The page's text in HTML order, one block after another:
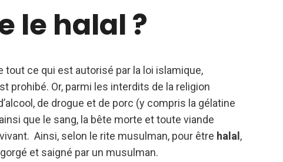
le halal ?
tout ce qui est autorisé par la loi islamique,
prohibé. Or, parmi les interdits de la religion
de drogue et de porc (y compris la gélatine
que le sang, la bête morte et toute viande
Ainsi, selon le rite musulman, pour être halal ,
et saigné par un musulman.